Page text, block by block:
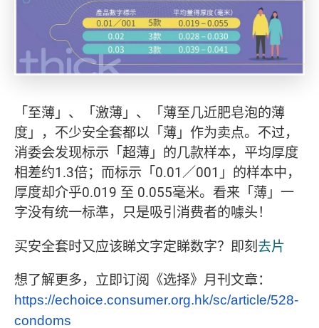
「至薄」、「激薄」、「薄至几近肥皂泡的薄
度」，不少安全套都以「薄」作为卖点。不过，
消委会发现标示「超薄」的几款样本，平均厚度
相差约1.3倍；而标示「0.01／001」的样本中，
厚度却介乎0.019 至 0.055毫米。看来「薄」一
字没有统一标準，只是吸引消费者的噱头！
买安全套时又应该睇文字定睇数字？即刻去片
想了解更多，立即订阅《选择》月刊文章：
https://echoice.consumer.org.hk/sc/article/528-
condoms